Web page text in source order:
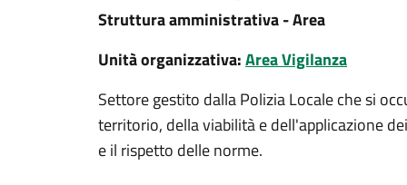
Struttura amministrativa - Area
Unità organizzativa:Area Vigilanza
Settore gestito dalla Polizia Locale che si
territorio, della viabilità e dell'applicazione
e il rispetto delle norme.